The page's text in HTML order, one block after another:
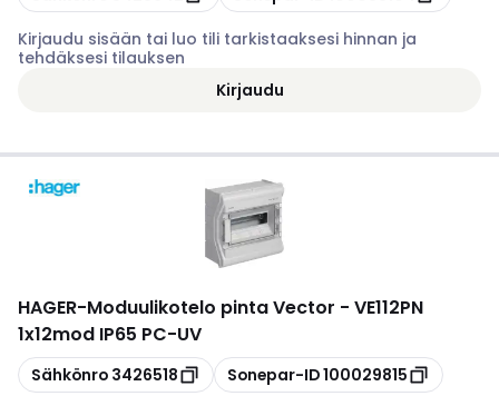
Kirjaudu sisään tai luo tili tarkistaaksesi hinnan ja
tehdäksesi tilauksen
Kirjaudu
HAGER-Moduulikotelo pinta Vector - VE112PN
1x12mod IP65 PC-UV
Kopioi
Sähkönro 3426518 Kopioi
Sonepar-ID100029815